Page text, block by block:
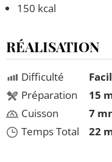
150 kcal
RÉALISATION
Difficulté
Préparation
Cuisson
Temps Total
15
7
22